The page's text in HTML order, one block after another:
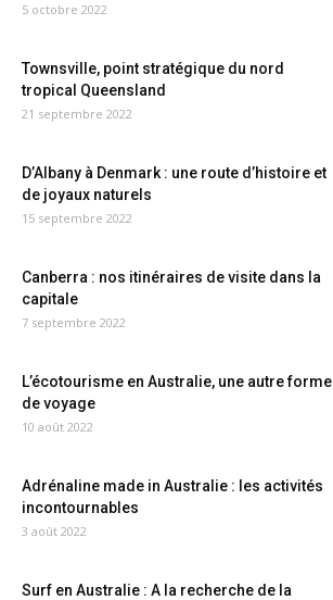
5 octobre 2022
Townsville, point stratégique du nord
tropical Queensland
21 septembre 2022
D’Albany à Denmark : une route d’histoire et
de joyaux naturels
15 septembre 2022
Canberra : nos itinéraires de visite dans la
capitale
7 septembre 2022
L’écotourisme en Australie, une autre forme
de voyage
10 août 2022
Adrénaline made in Australie : les activités
incontournables
3 août 2022
Surf en Australie : A la recherche de la